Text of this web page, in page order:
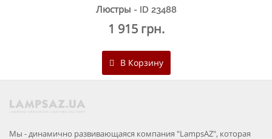
Люстры - ID 23488
1 915 грн.
В Корзину
Мы - динамично развивающаяся компания "LampsAZ", которая